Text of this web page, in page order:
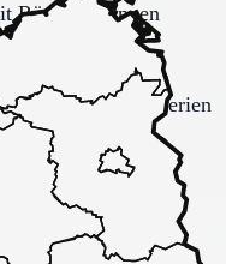
Rückmeldungen
festen Muss-Kriterien
vor der